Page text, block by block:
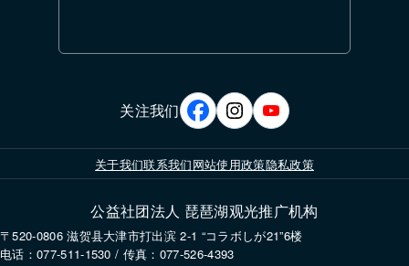
关注我们
关于我们联系我们网站使用政策隐私政策
公益社团法人 琵琶湖观光推广机构
〒520-0806 滋贺县大津市打出滨 2-1 “コラボしが21”6楼
电话：077-511-1530 / 传真：077-526-4393